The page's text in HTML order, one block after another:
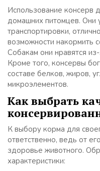
Использование консерв
домашних питомцев. Они
транспортировки,
возможности накормить
Собакам они нравятся
Кроме того, консервы
составе белков, жиров,
микроэлементов.
Как выбрать
К выбору корма для
ответственно, ведь от
здоровье животного.
характеристики: